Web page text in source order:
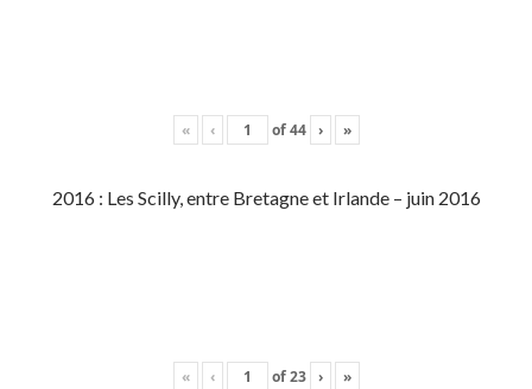
« ‹ of44 › »
2016 : Les Scilly, entre Bretagne et Irlande – juin 2016
« ‹ of23 › »